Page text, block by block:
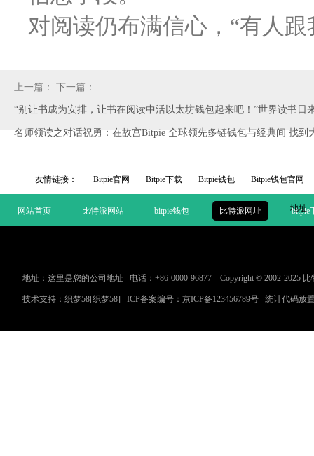
对阅读仍布满信心，“有人跟
上一篇：
“别让书成为安排，让书在阅读中活以太坊钱包起来吧！”世界读书日
下一篇：
名师领读之对话祝勇：在故宫Bitpie 全球领先多链钱包与经典间 找到
友情链接： Bitpie官网 Bitpie下载 Bitpie钱包 Bitpie钱包官网
地址
网站首页 比特派网站 bitpie钱包 比特派网址 bitpie
地址：这里是您的公司地址 电话：+86-0000-96877 Copyright © 2002-2025
技术支持： 织梦58[织梦58] ICP备案编号： 京ICP备123456789号 统计代码放